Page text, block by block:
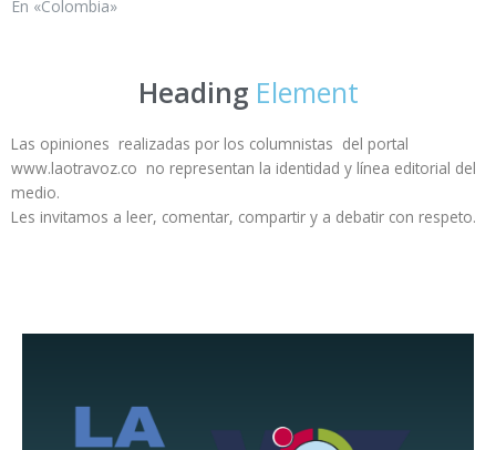
En «Colombia»
Heading Element
Las opiniones realizadas por los columnistas del portal
www.laotravoz.co no representan la identidad y línea editorial del
medio.
Les invitamos a leer, comentar, compartir y a debatir con respeto.